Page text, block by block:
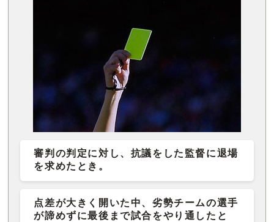
審判の判定に対し、抗議をした監督に退場
を求めたとき。
点差が大きく開いた中、劣勢チームの選手
が諦めずに最後まで試合をやり通したと